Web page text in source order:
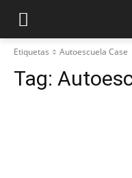
Etiquetas Autoescuela Case
Tag: